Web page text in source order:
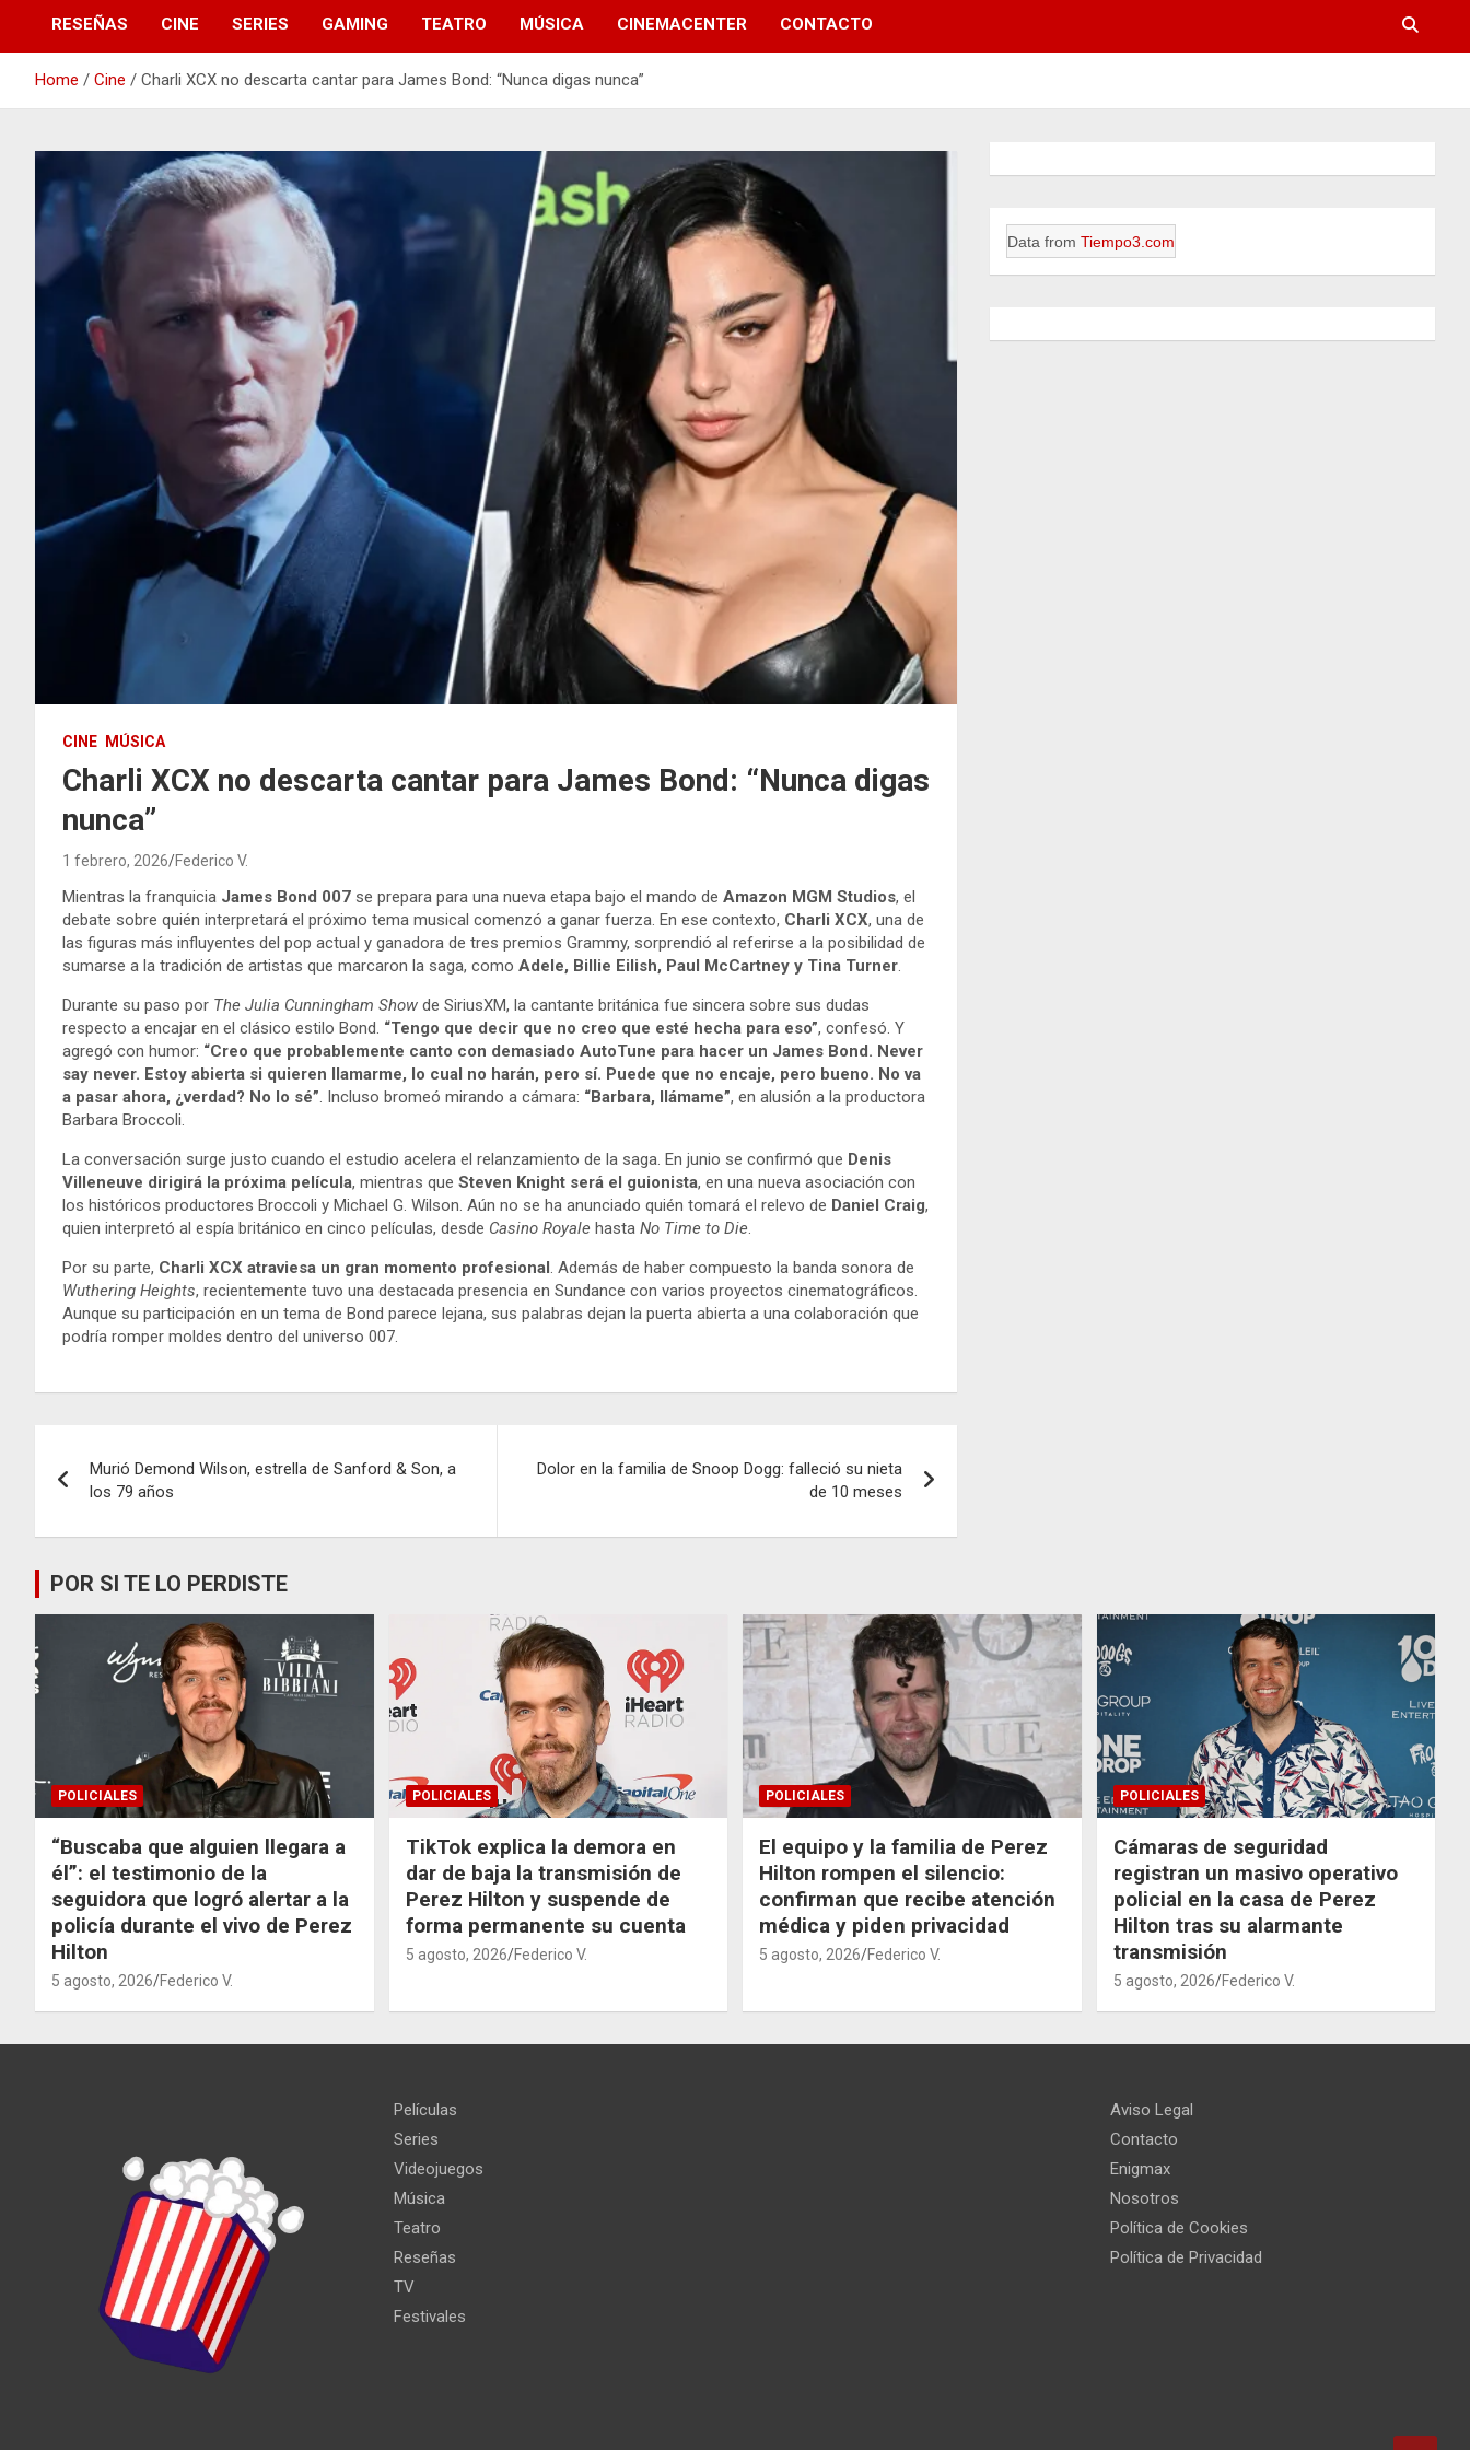
RESEÑAS CINE SERIES GAMING TEATRO MÚSICA CINEMACENTER CONTACTO
Home Cine Charli XCX no descarta cantar para James Bond: “Nunca digas nunca”
CINE MÚSICA
Charli XCX no descarta cantar para James Bond: “Nunca digas
nunca”
1 febrero, 2026 Federico V.
Mientras la franquicia James Bond 007 se prepara para una nueva etapa bajo el mando de Amazon MGM Studios, el
debate sobre quién interpretará el próximo tema musical comenzó a ganar fuerza. En ese contexto, Charli XCX, una de
las figuras más influyentes del pop actual y ganadora de tres premios Grammy, sorprendió al referirse a la posibilidad de
sumarse a la tradición de artistas que marcaron la saga, como Adele, Billie Eilish, Paul McCartney y Tina Turner.
Durante su paso por The Julia Cunningham Show de SiriusXM, la cantante británica fue sincera sobre sus dudas
respecto a encajar en el clásico estilo Bond. “Tengo que decir que no creo que esté hecha para eso”, confesó. Y
agregó con humor: “Creo que probablemente canto con demasiado AutoTune para hacer un James Bond. Never
say never. Estoy abierta si quieren llamarme, lo cual no harán, pero sí. Puede que no encaje, pero bueno. No va
a pasar ahora, ¿verdad? No lo sé”. Incluso bromeó mirando a cámara: “Barbara, llámame”, en alusión a la productora
Barbara Broccoli.
La conversación surge justo cuando el estudio acelera el relanzamiento de la saga. En junio se confirmó que Denis
Villeneuve dirigirá la próxima película, mientras que Steven Knight será el guionista, en una nueva asociación con
los históricos productores Broccoli y Michael G. Wilson. Aún no se ha anunciado quién tomará el relevo de Daniel Craig,
quien interpretó al espía británico en cinco películas, desde Casino Royale hasta No Time to Die.
Por su parte, Charli XCX atraviesa un gran momento profesional. Además de haber compuesto la banda sonora de
Wuthering Heights, recientemente tuvo una destacada presencia en Sundance con varios proyectos cinematográficos.
Aunque su participación en un tema de Bond parece lejana, sus palabras dejan la puerta abierta a una colaboración que
podría romper moldes dentro del universo 007.
de
entradas
Murió Demond Wilson, estrella de Sanford & Son, a
los 79 años
Dolor en la familia de Snoop Dogg: falleció su nieta
de 10 meses
Data fromTiempo3.com
POR SI TE LO PERDISTE
POLICIALES
“Buscaba que alguien llegara a
él”: el testimonio de la
seguidora que logró alertar a la
policía durante el vivo de Perez
Hilton
5 agosto, 2026 Federico V.
POLICIALES
TikTok explica la demora en
dar de baja la transmisión de
Perez Hilton y suspende de
forma permanente su cuenta
5 agosto, 2026 Federico V.
POLICIALES
El equipo y la familia de Perez
Hilton rompen el silencio:
confirman que recibe atención
médica y piden privacidad
5 agosto, 2026 Federico V.
POLICIALES
Cámaras de seguridad
registran un masivo operativo
policial en la casa de Perez
Hilton tras su alarmante
transmisión
5 agosto, 2026 Federico V.
Películas
Series
Videojuegos
Música
Teatro
Reseñas
TV
Festivales
Aviso Legal
Contacto
Enigmax
Nosotros
Política de Cookies
Política de Privacidad